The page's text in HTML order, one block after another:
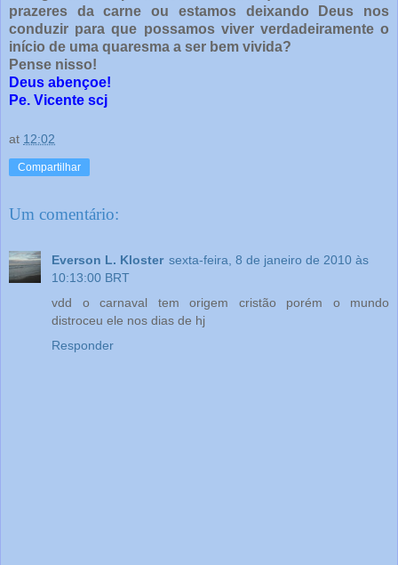
prazeres da carne ou estamos deixando Deus nos
conduzir para que possamos viver verdadeiramente o
início de uma quaresma a ser bem vivida?
Pense nisso!
Deus abençoe!
Pe. Vicente scj
at 12:02
Compartilhar
Um comentário:
Everson L. Kloster sexta-feira, 8 de janeiro de 2010 às
10:13:00 BRT
vdd o carnaval tem origem cristão porém o mundo
distroceu ele nos dias de hj
Responder